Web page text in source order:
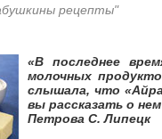
рецепты"
«В последнее
молочных
слышала, что
вы рассказать о
Петрова С. Липецк